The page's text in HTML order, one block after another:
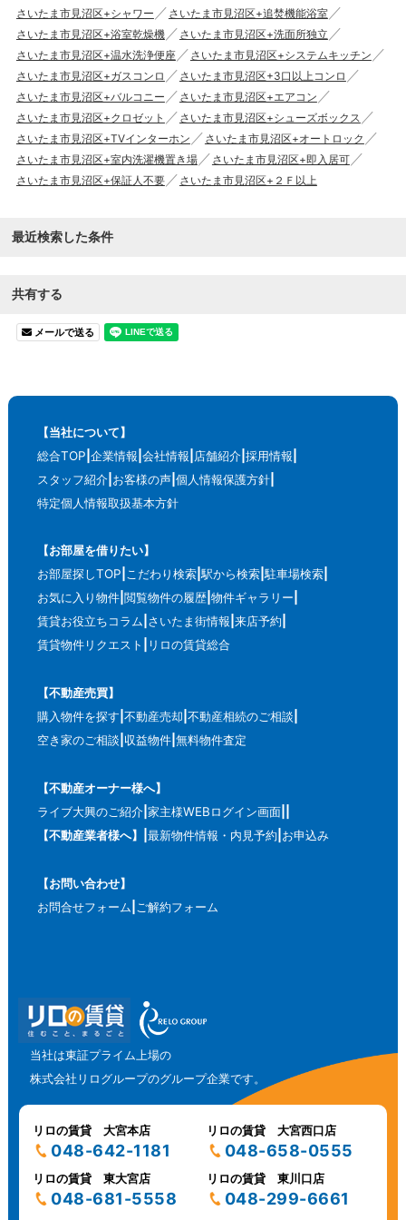
さいたま市見沼区+シャワー
さいたま市見沼区+追焚機能浴室
さいたま市見沼区+浴室乾燥機
さいたま市見沼区+洗面所独立
さいたま市見沼区+温水洗浄便座
さいたま市見沼区+システムキッチン
さいたま市見沼区+ガスコンロ
さいたま市見沼区+3口以上コンロ
さいたま市見沼区+バルコニー
さいたま市見沼区+エアコン
さいたま市見沼区+クロゼット
さいたま市見沼区+シューズボックス
さいたま市見沼区+TVインターホン
さいたま市見沼区+オートロック
さいたま市見沼区+室内洗濯機置き場
さいたま市見沼区+即入居可
さいたま市見沼区+保証人不要
さいたま市見沼区+２Ｆ以上
最近検索した条件
共有する
メールで送る
【当社について】
総合TOP 企業情報 会社情報 店舗紹介 採用情報
スタッフ紹介 お客様の声 個人情報保護方針
特定個人情報取扱基本方針
【お部屋を借りたい】
お部屋探しTOP こだわり検索 駅から検索 駐車場検索
お気に入り物件 閲覧物件の履歴 物件ギャラリー
賃貸お役立ちコラム さいたま街情報 来店予約
賃貸物件リクエスト
リロの賃貸総合
【不動産売買】
購入物件を探す 不動産売却 不動産相続のご相談
空き家のご相談 収益物件 無料物件査定
【不動産オーナー様へ】
ライブ大興のご紹介 家主様WEBログイン画面
【不動産業者様へ】
最新物件情報・内見予約 お申込み
【お問い合わせ】
お問合せフォーム ご解約フォーム
当社は東証プライム上場の
株式会社リログループのグループ企業です。
リロの賃貸 大宮本店
048-642-1181
リロの賃貸 大宮西口店
048-658-0555
リロの賃貸 東大宮店
048-681-5558
リロの賃貸 東川口店
048-299-6661